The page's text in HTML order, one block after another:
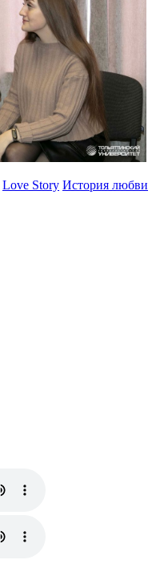
Love Story История любви